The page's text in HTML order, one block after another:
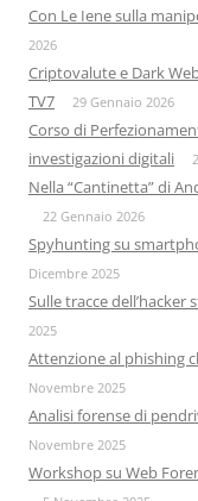
Con Le Iene sulla
2026
Criptovalute e Dark
TV7
29 Gennaio 2026
Corso di
investigazioni digitali
Nella “Cantinetta” di
22 Gennaio 2026
Spyhunting su
Dicembre 2025
Sulle tracce dell’hacker
2025
Attenzione al phishing
Novembre 2025
Analisi forense di
Novembre 2025
Workshop su Web